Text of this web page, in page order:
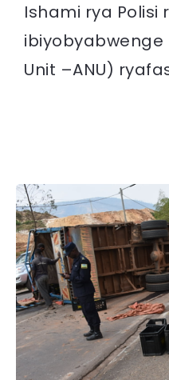
Ishami rya Polisi
Unit –ANU)